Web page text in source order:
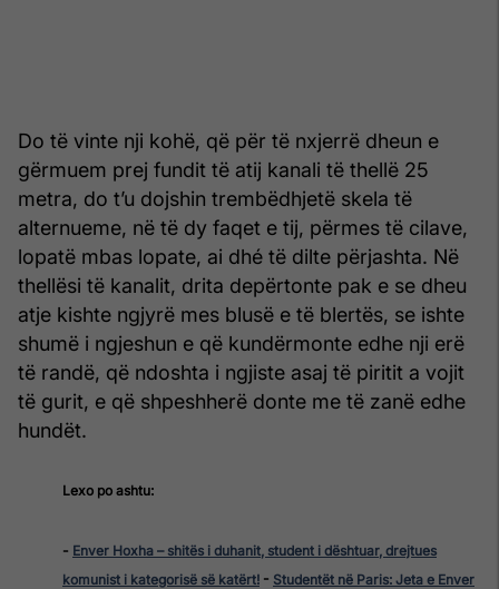
Do të vinte nji kohë, që për të nxjerrë dheun e
gërmuem prej fundit të atij kanali të thellë 25
metra, do t’u dojshin trembëdhjetë skela të
alternueme, në të dy faqet e tij, përmes të cilave,
lopatë mbas lopate, ai dhé të dilte përjashta. Në
thellësi të kanalit, drita depërtonte pak e se dheu
atje kishte ngjyrë mes blusë e të blertës, se ishte
shumë i ngjeshun e që kundërmonte edhe nji erë
të randë, që ndoshta i ngjiste asaj të piritit a vojit
të gurit, e që shpeshherë donte me të zanë edhe
hundët.
Lexo po ashtu:
- Enver Hoxha – shitës i duhanit, student i dështuar, drejtues
komunist i kategorisë së katërt! - Studentët në Paris: Jeta e Enver